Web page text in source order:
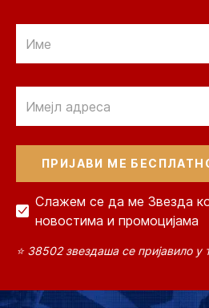
Слажем се да ме Звезда
новостима и промоцијама
⭐ 38502 звездаша се пријавило у